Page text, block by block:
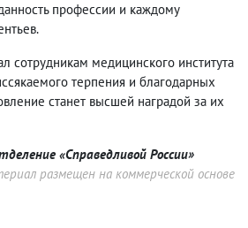
профессии и каждому
сотрудникам медицинского института
терпения и благодарных
станет высшей наградой за их
«Справедливой России»
размещен на коммерческой основе